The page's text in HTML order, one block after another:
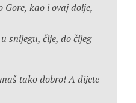
kao i ovaj dolje,
snijegu, čije, do čijeg
tako dobro! A dijete